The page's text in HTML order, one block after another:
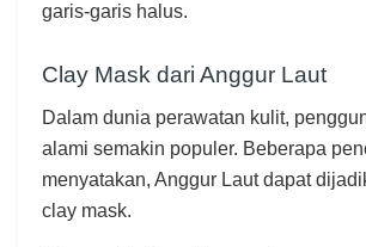
garis-garis halus.
Clay Mask dari Anggur Laut
Dalam dunia perawatan kulit,
alami semakin populer. Beberapa
menyatakan, Anggur Laut dapat
clay mask.